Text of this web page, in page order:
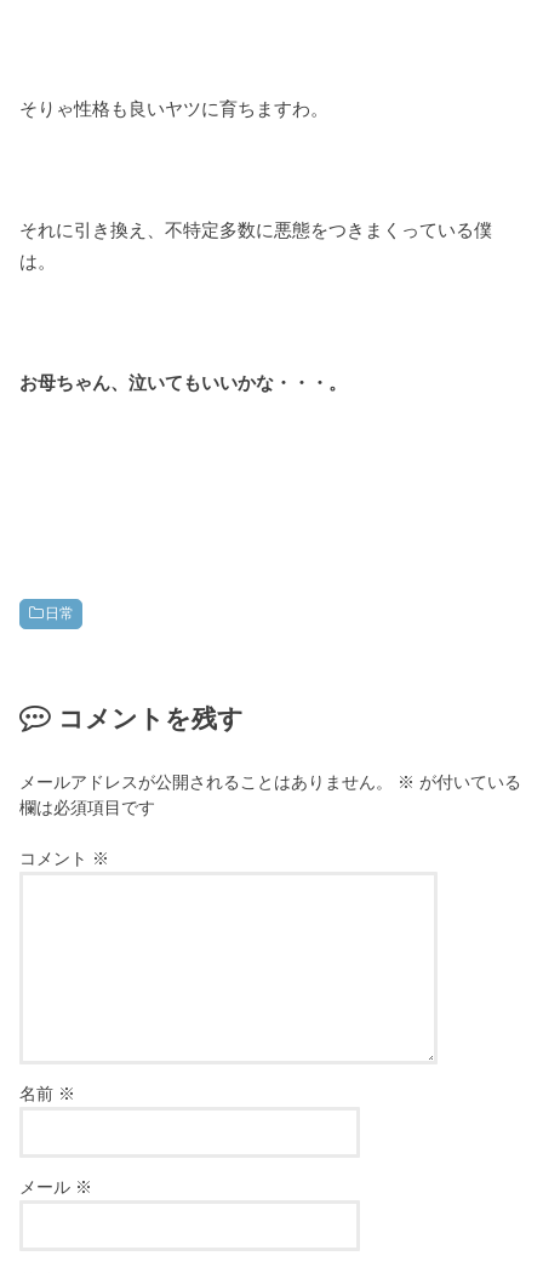
そりゃ性格も良いヤツに育ちますわ。
それに引き換え、不特定多数に悪態をつきまくっている僕
は。
お母ちゃん、泣いてもいいかな・・・。
日常
コメントを残す
メールアドレスが公開されることはありません。 ※ が付いている
欄は必須項目です
コメント ※
名前 ※
メール ※